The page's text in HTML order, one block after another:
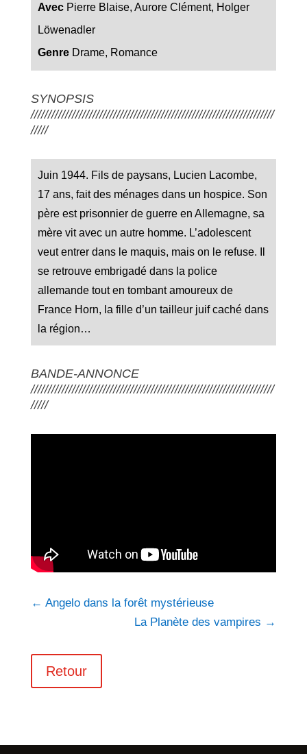
AvecPierre Blaise, Aurore Clément, Holger
Löwenadler
GenreDrame, Romance
SYNOPSIS
///////////////////////////////////////////////////////////////////////
/////
Juin 1944. Fils de paysans, Lucien Lacombe,
17 ans, fait des ménages dans un hospice. Son
père est prisonnier de guerre en Allemagne, sa
mère vit avec un autre homme. L’adolescent
veut entrer dans le maquis, mais on le refuse. Il
se retrouve embrigadé dans la police
allemande tout en tombant amoureux de
France Horn, la fille d’un tailleur juif caché dans
la région…
BANDE-ANNONCE
///////////////////////////////////////////////////////////////////////
/////
← Angelo dans la forêt mystérieuse
La Planète des vampires →
Retour